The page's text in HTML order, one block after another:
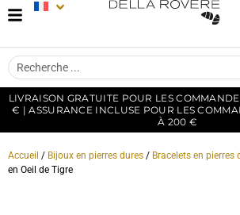
LIVRAISON GRATUITE POUR LES
€ | ASSURANCE INCLUSE POUR LES
À 200 €
Accueil / Bijoux en pierres dures / Bracelets en pierres
en Oeil de Tigre